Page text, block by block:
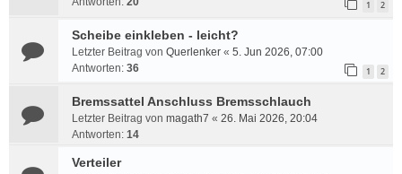
1 2
Scheibe einkleben - leicht?
Letzter Beitrag von Querlenker « 5. Jun 2026, 07:00
Antworten: 36 1 2
Bremssattel Anschluss Bremsschlauch
Letzter Beitrag von magath7 « 26. Mai 2026, 20:04
Antworten: 14
Verteiler